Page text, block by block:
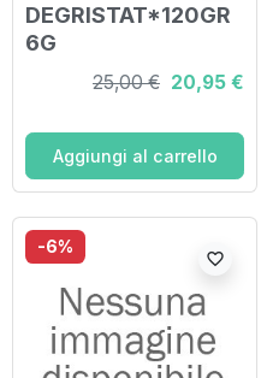
DEGRISTAT*120GR
6G
25,00 € 20,95 €
Aggiungi al carrello
-6%
favorite_border